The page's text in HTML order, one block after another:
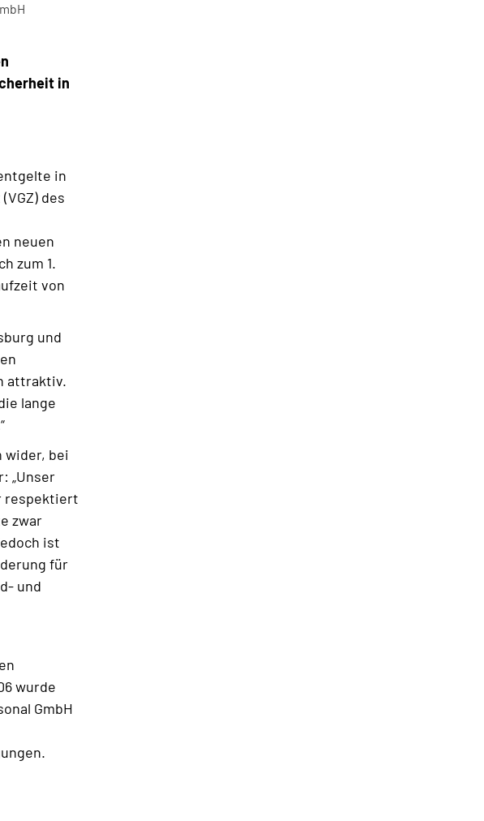
in
in
des
neuen
zum 1.
von
und
attraktiv.
lange
wider, bei
„Unser
respektiert
zwar
ist
für
und
wurde
GmbH